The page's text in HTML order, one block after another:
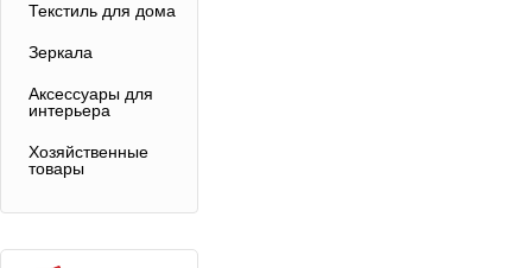
Текстиль для дома
Зеркала
Аксессуары для
интерьера
Хозяйственные
товары